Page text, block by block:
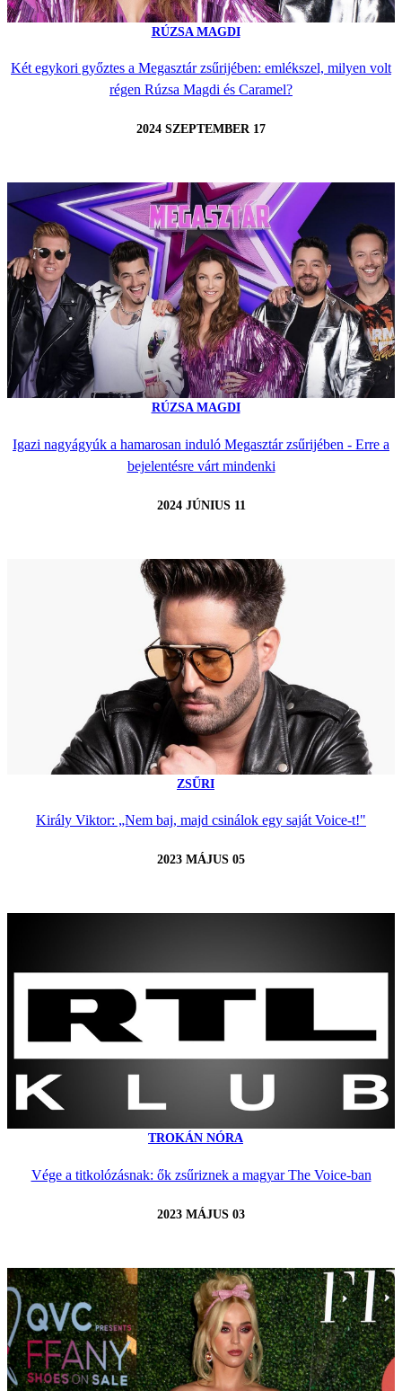
RÚZSA MAGDI
Két egykori győztes a Megasztár zsűrijében: emlékszel, milyen volt
régen Rúzsa Magdi és Caramel?
2024 SZEPTEMBER 17
RÚZSA MAGDI
Igazi nagyágyúk a hamarosan induló Megasztár zsűrijében - Erre a
bejelentésre várt mindenki
2024 JÚNIUS 11
ZSŰRI
Király Viktor: „Nem baj, majd csinálok egy saját Voice-t!"
2023 MÁJUS 05
TROKÁN NÓRA
Vége a titkolózásnak: ők zsűriznek a magyar The Voice-ban
2023 MÁJUS 03